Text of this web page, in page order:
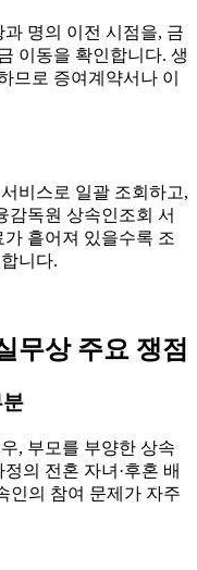
명의 이전 시점을, 금
이동을 확인합니다. 생
므로 증여계약서나 이
비스로 일괄 조회하고,
감독원 상속인조회 서
흩어져 있을수록 조
니다.
무상 주요 쟁점
, 부모를 부양한 상속
의 전혼 자녀·후혼 배
인의 참여 문제가 자주